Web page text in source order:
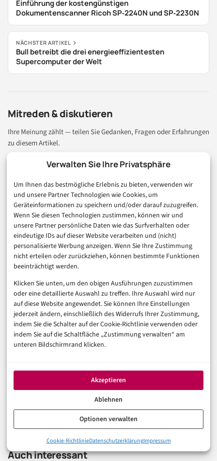
Verwalten Sie Ihre Privatsphäre
Um Ihnen das bestmögliche Erlebnis zu bieten, verwenden wir
und unsere Partner Technologien wie Cookies, um
Geräteinformationen zu speichern und/oder darauf zuzugreifen.
Wenn Sie diesen Technologien zustimmen, können wir und
unsere Partner persönliche Daten wie das Surfverhalten oder
eindeutige IDs auf dieser Website verarbeiten und (nicht)
personalisierte Werbung anzeigen. Wenn Sie Ihre Zustimmung
nicht erteilen oder zurückziehen, können bestimmte Funktionen
beeinträchtigt werden.
Klicken Sie unten, um den obigen Ausführungen zuzustimmen
oder eine detaillierte Auswahl zu treffen. Ihre Auswahl wird nur
auf diese Website angewendet. Sie können Ihre Einstellungen
jederzeit ändern, einschließlich des Widerrufs Ihrer Zustimmung,
indem Sie die Schalter auf der Cookie-Richtlinie verwenden oder
indem Sie auf die Schaltfläche „Zustimmung verwalten“ am
unteren Bildschirmrand klicken.
Akzeptieren
Ablehnen
Optionen verwalten
Cookie-RichtlinieDatenschutzerklärungImpressum
Einführung der kostengünstigen
Dokumentenscanner Ricoh SP‑2240N und SP‑2230N
NÄCHSTER ARTIKEL
Bull betreibt die drei energieeffizientesten
Supercomputer der Welt
Mitreden & diskutieren
Ihre Meinung zählt — teilen Sie Gedanken, Fragen oder Erfahrungen
zu diesem Artikel.
ARTIKEL BEWERTUNG
Abonnieren Anmelden
KOMMENTARE
Auch interessant